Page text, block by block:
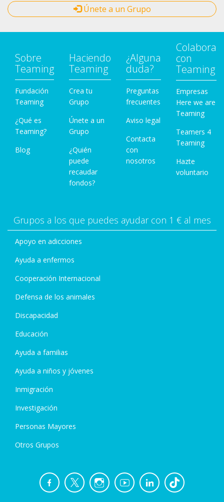
Únete a un Grupo
Sobre
Teaming
Fundación
Teaming
¿Qué es
Teaming?
Blog
Haciendo
Teaming
Crea tu
Grupo
Únete a un
Grupo
¿Quién
puede
recaudar
fondos?
¿Alguna
duda?
Preguntas
frecuentes
Aviso legal
Contacta
con
nosotros
Colabora
con
Teaming
Empresas
Here we are
Teaming
Teamers 4
Teaming
Hazte
voluntario
Grupos a los que puedes ayudar con 1 € al mes
Apoyo en adicciones
Ayuda a enfermos
Cooperación Internacional
Defensa de los animales
Discapacidad
Educación
Ayuda a familias
Ayuda a niños y jóvenes
Inmigración
Investigación
Personas Mayores
Otros Grupos